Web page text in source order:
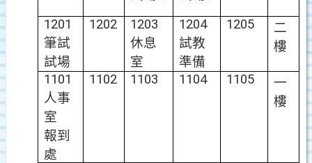
1201
筆試
試場
1202
1203
休息
室
1204
試教
準備
1205
二
樓
1101
人事
室
報到
處
1102 1103 1104 1105
一
樓